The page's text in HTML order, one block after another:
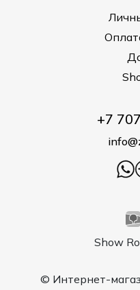
Show
+7
© Интернет-